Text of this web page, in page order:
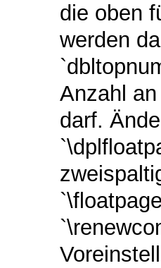
die oben
werden
Anzahl
darf.